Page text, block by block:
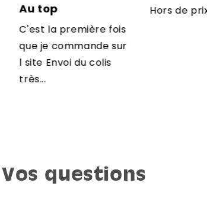
Au top
C'est la première fois
que je commande sur
l site Envoi du colis
très...
Hors de
Vos questions